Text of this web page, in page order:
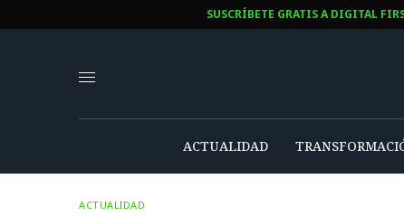
SUSCRÍBETE GRATIS A DIGITAL
ACTUALIDAD
ACTUALIDAD